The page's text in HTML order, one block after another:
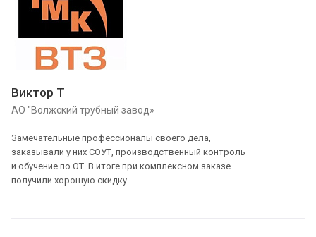
Виктор Т
АО "Волжский трубный завод»
Замечательные профессионалы своего дела,
заказывали у них СОУТ, производственный контроль
и обучение по ОТ. В итоге при комплексном заказе
получили хорошую скидку.